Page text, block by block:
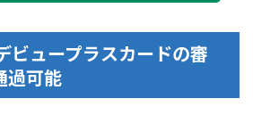
ビュープラスカードの審
過可能